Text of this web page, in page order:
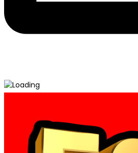
navigation
← Holiday Big Family Kaos